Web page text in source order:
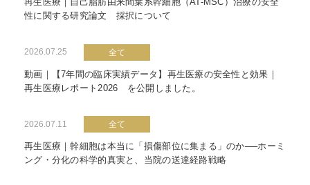
性に関する研究論文 採択について
2026.07.25 全て
動画｜【7年間の臨床実績データ】再生医療の安全性と効果｜
再生医療レポート2026 を公開しました。
2026.07.11 全て
再生医療｜幹細胞は本当に「損傷部位に集まる」のか──ホーミ
ング・分化の科学的真実と、当院の送達経路戦略